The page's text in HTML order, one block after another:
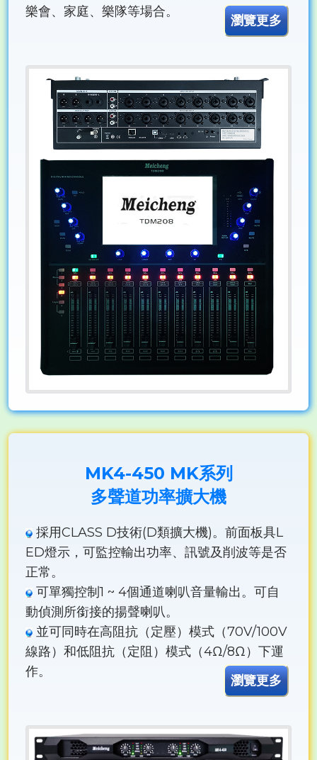
樂會、家庭、樂隊等場合。
瀏覽更多
MK4-450 MK系列
多聲道功率擴大機
採用CLASS D技術(D類擴大機)。前面板具L
ED燈示，可監控輸出功率、訊號及削波等是否
正常。
可單獨控制1 ~ 4個通道喇叭音量輸出。可自
動偵測所銜接的揚聲喇叭。
並可同時在高阻抗（定壓）模式（70V/100V
線路）和低阻抗（定阻）模式（4Ω/8Ω）下運
作。
瀏覽更多